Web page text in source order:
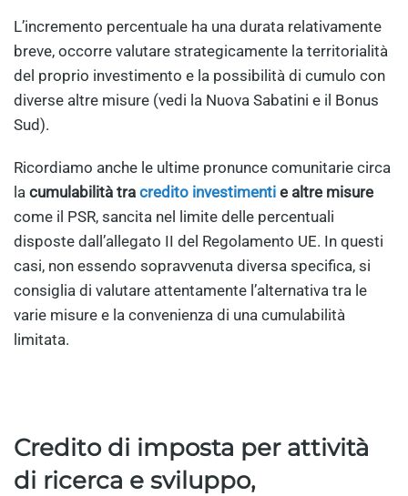
L’incremento percentuale ha una durata relativamente
breve, occorre valutare strategicamente la territorialità
del proprio investimento e la possibilità di cumulo con
diverse altre misure (vedi la Nuova Sabatini e il Bonus
Sud).
Ricordiamo anche le ultime pronunce comunitarie circa
la cumulabilità tra credito investimenti e altre misure
come il PSR, sancita nel limite delle percentuali
disposte dall’allegato II del Regolamento UE. In questi
casi, non essendo sopravvenuta diversa specifica, si
consiglia di valutare attentamente l’alternativa tra le
varie misure e la convenienza di una cumulabilità
limitata.
Credito di imposta per attività
di ricerca e sviluppo,